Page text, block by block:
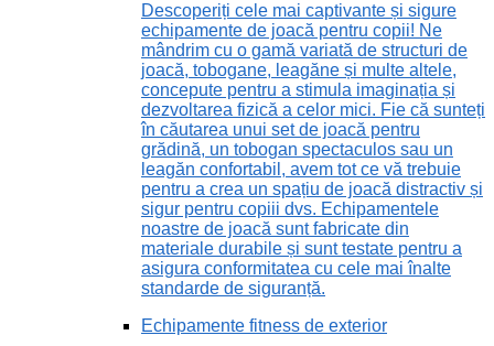
Descoperiți cele mai captivante și sigure
echipamente de joacă pentru copii! Ne
mândrim cu o gamă variată de structuri de
joacă, tobogane, leagăne și multe altele,
concepute pentru a stimula imaginația și
dezvoltarea fizică a celor mici. Fie că sunteți
în căutarea unui set de joacă pentru
grădină, un tobogan spectaculos sau un
leagăn confortabil, avem tot ce vă trebuie
pentru a crea un spațiu de joacă distractiv și
sigur pentru copiii dvs. Echipamentele
noastre de joacă sunt fabricate din
materiale durabile și sunt testate pentru a
asigura conformitatea cu cele mai înalte
standarde de siguranță.
Echipamente fitness de exterior